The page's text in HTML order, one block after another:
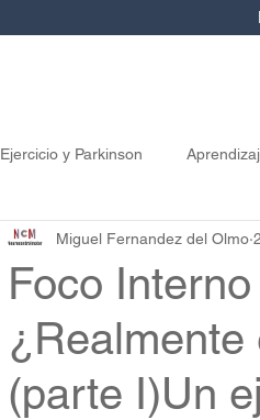
Ejercicio y Parkinson
Foco
¿Realmente
(parte I)Un
Miguel Fernandez del Olmo